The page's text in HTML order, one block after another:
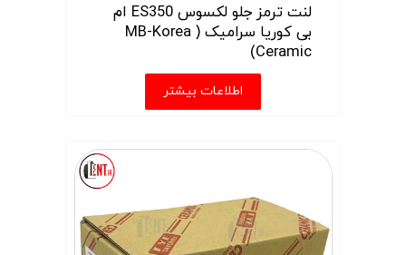
لنت ترمز جلو لکسوس ES350 ام
بی کوریا سرامیک ( MB-Korea
Ceramic)
اطلاعات بیشتر